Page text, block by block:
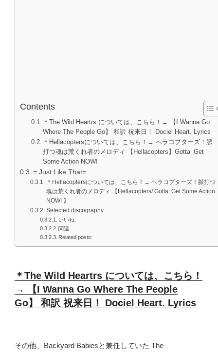
Contents
＊The Wild Heartrs については、こちら！→ 【I Wanna Go
Where The People Go】 和訳 祝来日！ Dociel Heart. Lyrics
＊Hellacoptersについては、こちら！→ ヘラコプターズ！脈
打つ魂は荒くれ者のメロディ 【Hellacopters】Gotta’ Get
Some Action NOW!
= Just Like That=
＊Hellacoptersについては、こちら！→ ヘラコプターズ！脈打つ
魂は荒くれ者のメロディ 【Hellacopters/ Gotta’ Get Some Action
NOW! 】
Selected discography
いいね:
関連
Related posts:
＊The Wild Heartrs については、こちら！
→ 【I Wanna Go Where The People
Go】 和訳 祝来日！ Dociel Heart. Lyrics
その他、Backyard Babiesと兼任していた The